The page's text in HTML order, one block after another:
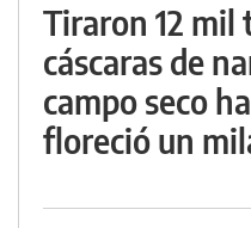
Tiraron 12 mil
cáscaras de
campo seco
floreció un